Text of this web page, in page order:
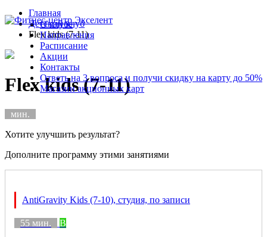
О клубе
Направления
Расписание
Акции
Контакты
Ответь на 3 вопроса и получи скидку на карту до 50%
Магазин акционных карт
Главная
Детский клуб
Flex kids (7-11)
Flex kids (7-11)
мин.
Хотите улучшить результат?
Дополните программу этими занятиями
AntiGravity Kids (7-10), студия, по записи
55 мин.
B